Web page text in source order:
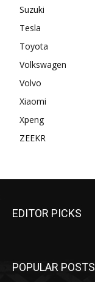
Suzuki
Tesla
Toyota
Volkswagen
Volvo
Xiaomi
Xpeng
ZEEKR
EDITOR PICKS
POPULAR POSTS